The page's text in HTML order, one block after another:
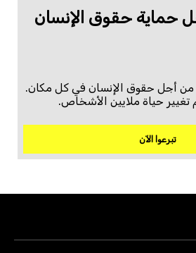
حماية حقوق الإنسان
من أجل حقوق الإنسان في كل مكان.
تغيير حياة ملايين الأشخاص.
تبرعوا الآن